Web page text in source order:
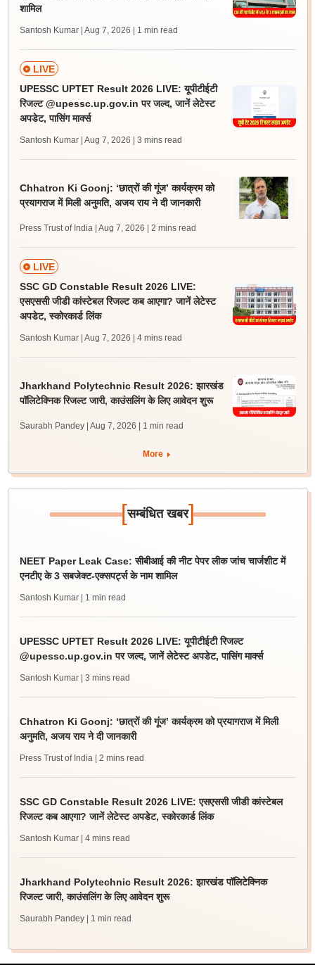
शामिल
Santosh Kumar | Aug 7, 2026 | 1 min read
LIVE
UPESSC UPTET Result 2026 LIVE: यूपीटीईटी
रिजल्ट @upessc.up.gov.in पर जल्द, जानें लेटेस्ट
अपडेट, पासिंग मार्क्स
Santosh Kumar | Aug 7, 2026 | 3 mins read
Chhatron Ki Goonj: ‘छात्रों की गूंज’ कार्यक्रम को
प्रयागराज में मिली अनुमति, अजय राय ने दी जानकारी
Press Trust of India | Aug 7, 2026 | 2 mins read
LIVE
SSC GD Constable Result 2026 LIVE:
एसएससी जीडी कांस्टेबल रिजल्ट कब आएगा? जानें लेटेस्ट
अपडेट, स्कोरकार्ड लिंक
Santosh Kumar | Aug 7, 2026 | 4 mins read
Jharkhand Polytechnic Result 2026: झारखंड
पॉलिटेक्निक रिजल्ट जारी, काउंसलिंग के लिए आवेदन शुरू
Saurabh Pandey | Aug 7, 2026 | 1 min read
More
[सम्बंधित खबर]
NEET Paper Leak Case: सीबीआई की नीट पेपर लीक जांच चार्जशीट में
एनटीए के 3 सबजेक्ट-एक्सपर्ट्स के नाम शामिल
Santosh Kumar | 1 min read
UPESSC UPTET Result 2026 LIVE: यूपीटीईटी रिजल्ट
@upessc.up.gov.in पर जल्द, जानें लेटेस्ट अपडेट, पासिंग मार्क्स
Santosh Kumar | 3 mins read
Chhatron Ki Goonj: ‘छात्रों की गूंज’ कार्यक्रम को प्रयागराज में मिली
अनुमति, अजय राय ने दी जानकारी
Press Trust of India | 2 mins read
SSC GD Constable Result 2026 LIVE: एसएससी जीडी कांस्टेबल
रिजल्ट कब आएगा? जानें लेटेस्ट अपडेट, स्कोरकार्ड लिंक
Santosh Kumar | 4 mins read
Jharkhand Polytechnic Result 2026: झारखंड पॉलिटेक्निक
रिजल्ट जारी, काउंसलिंग के लिए आवेदन शुरू
Saurabh Pandey | 1 min read